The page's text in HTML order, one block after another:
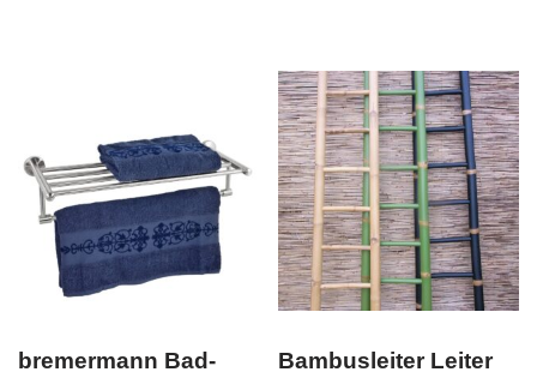
bremermann Bad- Bambusleiter Leiter